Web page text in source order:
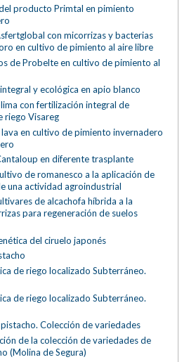
producto Primtal en pimiento
con micorrizas y bacterias
en cultivo de pimiento al aire libre
de Probelte en cultivo de pimiento al
y ecológica en apio blanco
con fertilización integral de
riego Visareg
en cultivo de pimiento invernadero
en diferente trasplante
de romanesco a la aplicación de
una actividad agroindustrial
de alcachofa híbrida a la
para regeneración de suelos
del ciruelo japonés
de riego localizado Subterráneo.
de riego localizado Subterráneo.
Colección de variedades
de la colección de variedades de
(Molina de Segura)